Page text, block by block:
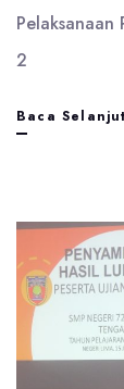
2
Baca